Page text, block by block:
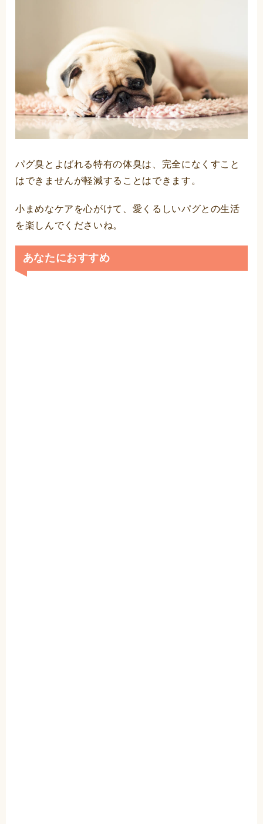
パグ臭とよばれる特有の体臭は、完全になくすこと
はできませんが軽減することはできます。
小まめなケアを心がけて、愛くるしいパグとの生活
を楽しんでくださいね。
あなたにおすすめ